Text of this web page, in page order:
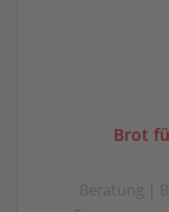
Brot
Beratung |